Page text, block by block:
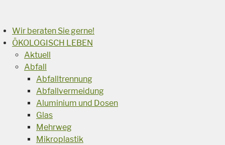
Wir beraten Sie gerne!
ÖKOLOGISCH LEBEN
Aktuell
Abfall
Abfalltrennung
Abfallvermeidung
Aluminium und Dosen
Glas
Mehrweg
Mikroplastik